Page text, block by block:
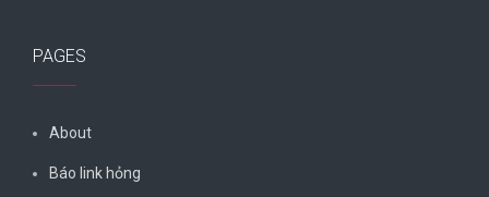
PAGES
About
Báo link hỏng